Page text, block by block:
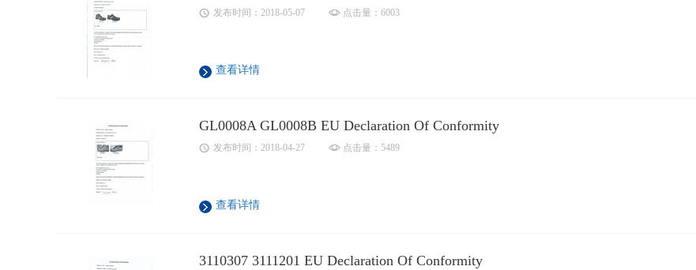
发布时间：2018-05-07 点击量：6003
查看详情
GL0008A GL0008B EU Declaration Of Conformity
发布时间：2018-04-27 点击量：5489
查看详情
3110307 3111201 EU Declaration Of Conformity